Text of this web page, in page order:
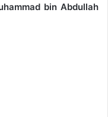
bin Abdullah